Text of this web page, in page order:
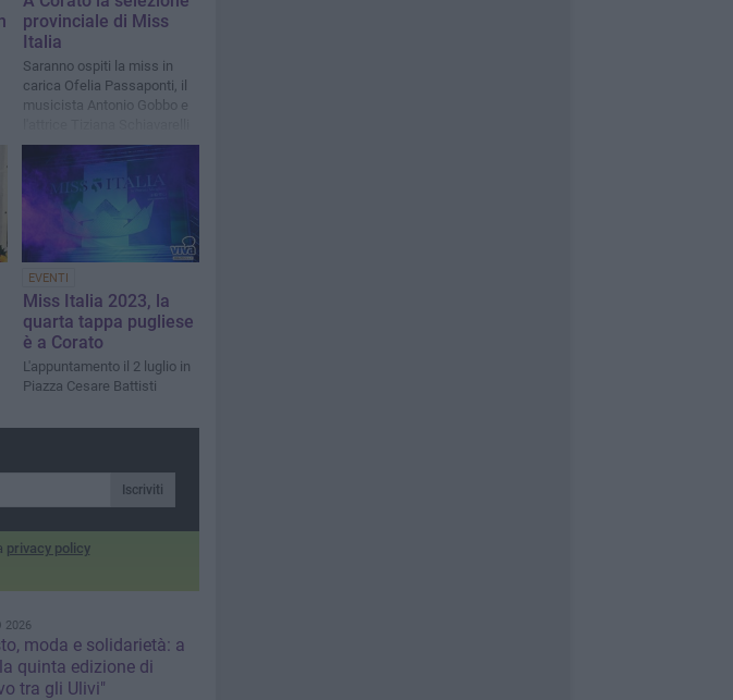
provinciale di Miss
Italia
Saranno ospiti la miss in
carica Ofelia Passaponti, il
musicista Antonio Gobbo e
EVENTI
Miss Italia 2023, la
quarta tappa pugliese
è a Corato
L'appuntamento il 2 luglio in
Piazza Cesare Battisti
Iscriviti
privacy policy
2026
moda e solidarietà: a
quinta edizione di
tra gli Ulivi"